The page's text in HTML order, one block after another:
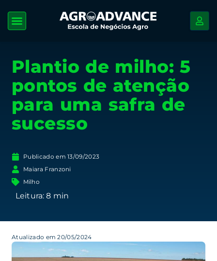
Plantio de milho: 5
pontos de atenção
para uma safra de
sucesso
Publicado em 13/09/2023
Maiara Franzoni
Milho
Atualizado em 20/05/2024